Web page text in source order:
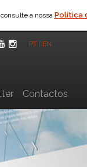
a nossa Política
YouTube
PT EN
Contactos